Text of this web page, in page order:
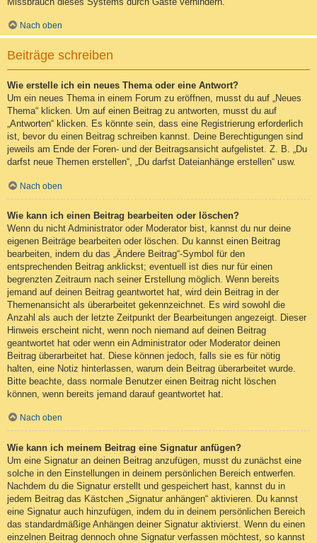
Nach oben
Beiträge schreiben
Wie erstelle ich ein neues Thema oder eine Antwort?
Um ein neues Thema in einem Forum zu eröffnen, musst du auf „Neues
Thema“ klicken. Um auf einen Beitrag zu antworten, musst du auf
„Antworten“ klicken. Es könnte sein, dass eine Registrierung erforderlich
ist, bevor du einen Beitrag schreiben kannst. Deine Berechtigungen sind
jeweils am Ende der Foren- und der Beitragsansicht aufgelistet. Z. B. „Du
darfst neue Themen erstellen“, „Du darfst Dateianhänge erstellen“ usw.
Nach oben
Wie kann ich einen Beitrag bearbeiten oder löschen?
Wenn du nicht Administrator oder Moderator bist, kannst du nur deine
eigenen Beiträge bearbeiten oder löschen. Du kannst einen Beitrag
bearbeiten, indem du das „Ändere Beitrag“-Symbol für den
entsprechenden Beitrag anklickst; eventuell ist dies nur für einen
begrenzten Zeitraum nach seiner Erstellung möglich. Wenn bereits
jemand auf deinen Beitrag geantwortet hat, wird dein Beitrag in der
Themenansicht als überarbeitet gekennzeichnet. Es wird sowohl die
Anzahl als auch der letzte Zeitpunkt der Bearbeitungen angezeigt. Dieser
Hinweis erscheint nicht, wenn noch niemand auf deinen Beitrag
geantwortet hat oder wenn ein Administrator oder Moderator deinen
Beitrag überarbeitet hat. Diese können jedoch, falls sie es für nötig
halten, eine Notiz hinterlassen, warum dein Beitrag überarbeitet wurde.
Bitte beachte, dass normale Benutzer einen Beitrag nicht löschen
können, wenn bereits jemand darauf geantwortet hat.
Nach oben
Wie kann ich meinem Beitrag eine Signatur anfügen?
Um eine Signatur an deinen Beitrag anzufügen, musst du zunächst eine
solche in den Einstellungen in deinem persönlichen Bereich entwerfen.
Nachdem du die Signatur erstellt und gespeichert hast, kannst du in
jedem Beitrag das Kästchen „Signatur anhängen“ aktivieren. Du kannst
eine Signatur auch hinzufügen, indem du in deinem persönlichen Bereich
das standardmäßige Anhängen deiner Signatur aktivierst. Wenn du einen
einzelnen Beitrag dennoch ohne Signatur verfassen möchtest, so kannst